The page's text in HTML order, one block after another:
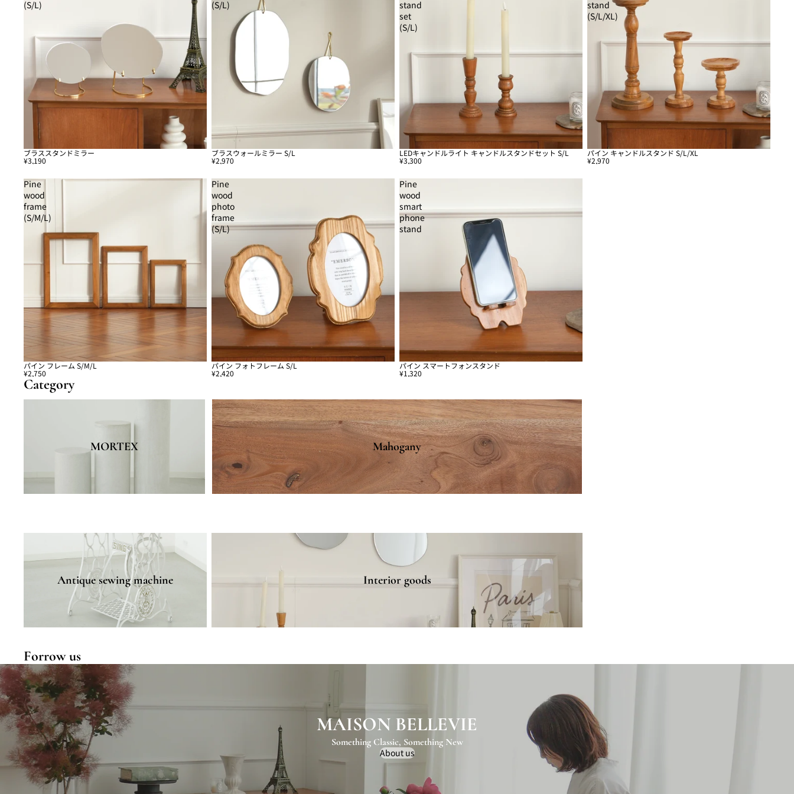
(S/L)
ブラススタンドミラー
¥3,190
(S/L)
ブラスウォールミラー S/L
¥2,970
stand
set
(S/L)
LEDキャンドルライト キャンドルスタンドセット S/L
¥3,300
stand
(S/L/XL)
パイン キャンドルスタンド S/L/XL
¥2,970
Pine
wood
frame
(S/M/L)
パイン フレーム S/M/L
¥2,750
Pine
wood
photo
frame
(S/L)
パイン フォトフレーム S/L
¥2,420
Pine
wood
smart
phone
stand
sold out
パイン スマートフォンスタンド
¥1,320
Category
MORTEX
Mahogany
Mahogany
Antique sewing machine
Antique sewing machine Interior goods
Forrow us
MAISON BELLEVIE
Something Classic, Something New
About us